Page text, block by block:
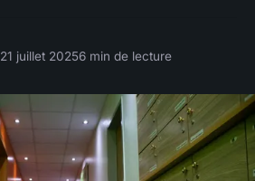
21 juillet 20256 min de lecture